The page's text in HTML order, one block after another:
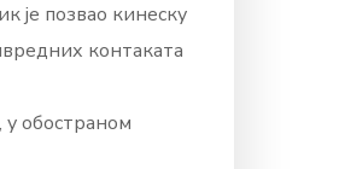
је позвао кинеску
контаката
у обостраном